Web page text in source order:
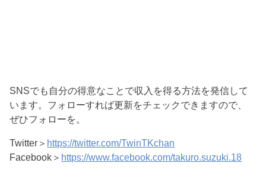
SNSでも自分の得意なことで収入を得る方法を発信して
います。フォローすれば更新をチェックできますので、
ぜひフォローを。
Twitter＞ https://twitter.com/TwinTKchan
Facebook＞ https://www.facebook.com/takuro.suzuki.18